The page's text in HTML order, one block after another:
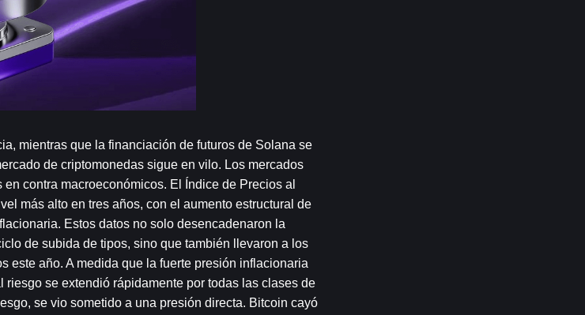
mientras que la financiación de futuros de Solana se
de criptomonedas sigue en vilo. Los mercados
contra macroeconómicos. El Índice de Precios al
más alto en tres años, con el aumento estructural de
Estos datos no solo desencadenaron la
de subida de tipos, sino que también llevaron a los
este año. A medida que la fuerte presión inflacionaria
se extendió rápidamente por todas las clases de
se vio sometido a una presión directa. Bitcoin cayó